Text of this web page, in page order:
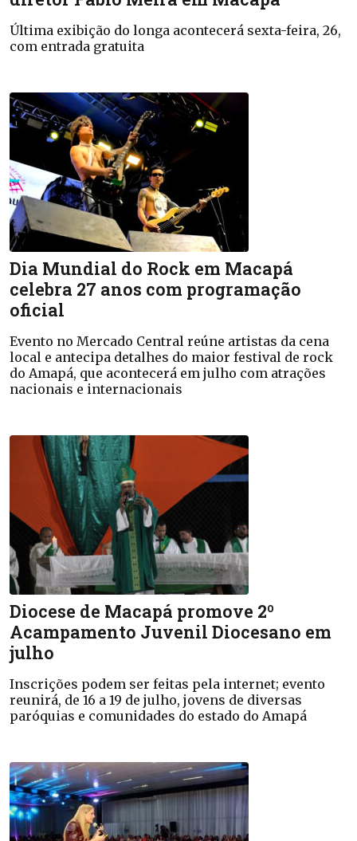
Última exibição do longa acontecerá sexta-feira, 26,
com entrada gratuita
Dia Mundial do Rock em Macapá
celebra 27 anos com programação
oficial
Evento no Mercado Central reúne artistas da cena
local e antecipa detalhes do maior festival de rock
do Amapá, que acontecerá em julho com atrações
nacionais e internacionais
Diocese de Macapá promove 2º
Acampamento Juvenil Diocesano em
julho
Inscrições podem ser feitas pela internet; evento
reunirá, de 16 a 19 de julho, jovens de diversas
paróquias e comunidades do estado do Amapá